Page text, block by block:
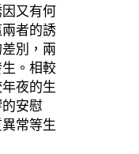
又有何
者的誘
別，兩
。相較
夜的生
安慰
常等生